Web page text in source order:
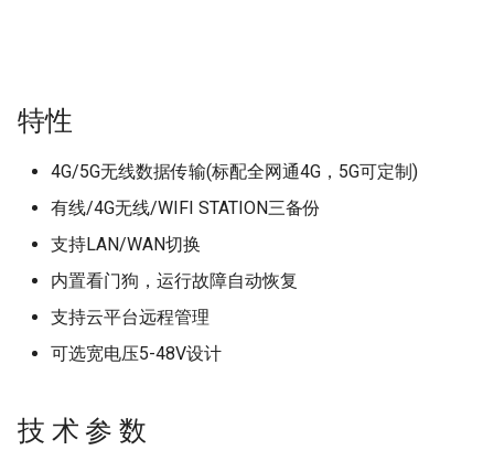
VG2421TxxxN1S1 系列模
特性
4G/5G无线数据传输(标配全网通4G，5G可定制)
有线/4G无线/WIFI STATION三备份
支持LAN/WAN切换
内置看门狗，运行故障自动恢复
支持云平台远程管理
可选宽电压5-48V设计
技 术 参 数